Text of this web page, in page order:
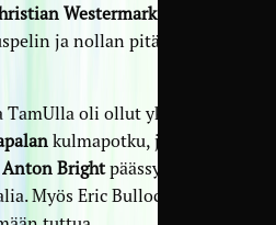
Westermarkoli
ja nollan pitämisen
oli ollut yksi
kulmapotku, jossa oli
Anton Brightpäässyt
Myös Eric Bullock oli